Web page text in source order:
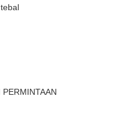
PERMINTAAN